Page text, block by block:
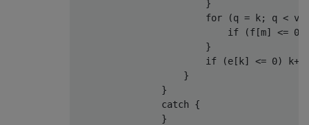
                        }
for (q = k; q < v;
if (f[m] <= 0)
                        }
if (e[k] <= 0)
                    }
                }
                catch {
                }